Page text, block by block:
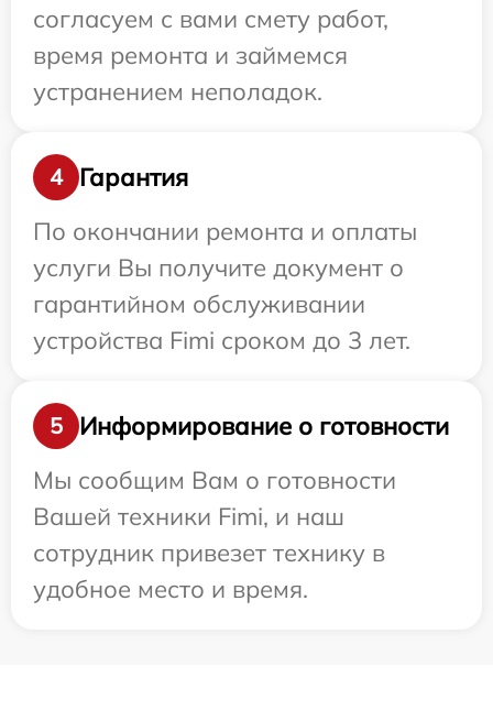
согласуем с вами смету работ,
время ремонта и займемся
устранением неполадок.
4
Гарантия
По окончании ремонта и оплаты
услуги Вы получите документ о
гарантийном обслуживании
устройства Fimi сроком до 3 лет.
5
Информирование о готовности
Мы сообщим Вам о готовности
Вашей техники Fimi, и наш
сотрудник привезет технику в
удобное место и время.